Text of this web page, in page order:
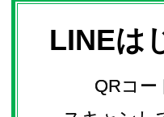
LINEは
QRコー